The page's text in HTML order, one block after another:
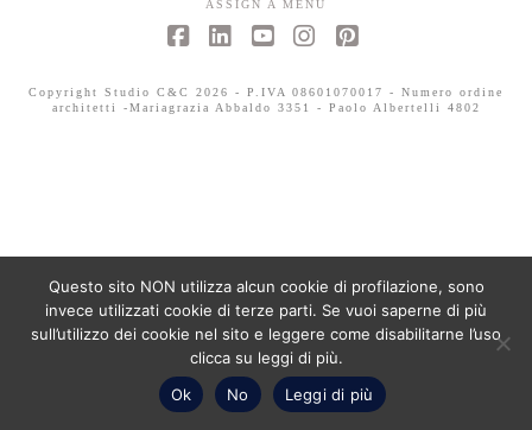
ASSIGN A MENU
Copyright Studio C&C 2026 - P.IVA 08601070017 - Numero ordine
architetti -Mariagrazia Abbaldo 3351 - Paolo Albertelli 4802
Questo sito NON utilizza alcun cookie di profilazione, sono
invece utilizzati cookie di terze parti. Se vuoi saperne di più
sull’utilizzo dei cookie nel sito e leggere come disabilitarne l’uso
clicca su leggi di più.
Ok
No Leggi di più